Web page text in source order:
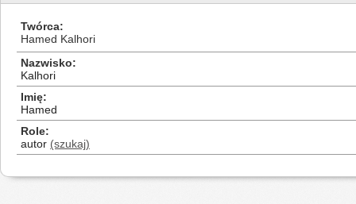
Twórca
Hamed Kalhori
Nazwisko
Kalhori
Imię
Hamed
Role
autor (szukaj)